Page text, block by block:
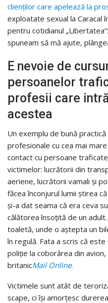
clienților care apelează la
exploatate sexual la Caracal
pentru cotidianul
spuneam să mă ajute,
E nevoie de
persoanelor
profesii care
acestea
Un exemplu de bună
profesionale cu cea mai
contact cu persoane
victimelor: lucrătorii din
aeriene, lucrătorii vamali și
făcea înconjurul lumii știrea
și-a dat seama că era ceva
călătorea însoțită de un
toaletă, unde o aștepta un
în regulă. Fata a scris că
poliție la coborârea din
britanicMail Online.
Victimele sunt atât de
scape, ci își amorțesc